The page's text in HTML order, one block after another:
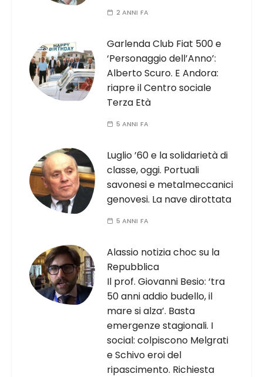
2 ANNI FA
Garlenda Club Fiat 500 e
‘Personaggio dell’Anno’:
Alberto Scuro. E Andora:
riapre il Centro sociale
Terza Età
5 ANNI FA
Luglio ’60 e la solidarietà di
classe, oggi. Portuali
savonesi e metalmeccanici
genovesi. La nave dirottata
5 ANNI FA
Alassio notizia choc su la
Repubblica
Il prof. Giovanni Besio: ‘tra
50 anni addio budello, il
mare si alza’. Basta
emergenze stagionali. I
social: colpiscono Melgrati
e Schivo eroi del
ripascimento. Richiesta